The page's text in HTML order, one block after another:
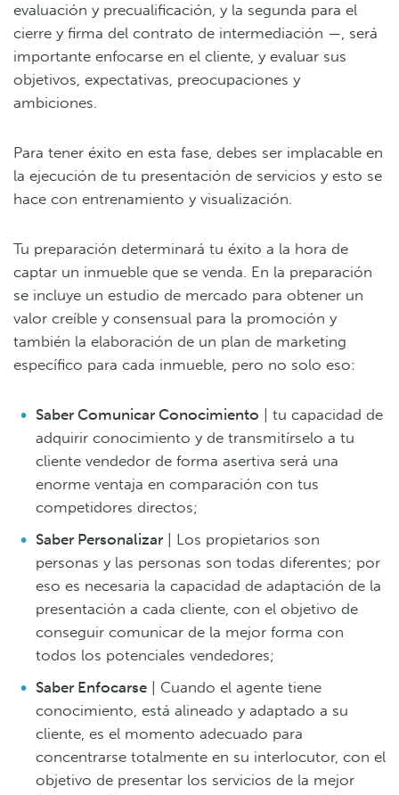
evaluación y precualificación, y la segunda para el
cierre y firma del contrato de intermediación —, será
importante enfocarse en el cliente, y evaluar sus
objetivos, expectativas, preocupaciones y
ambiciones.
Para tener éxito en esta fase, debes ser implacable en
la ejecución de tu presentación de servicios y esto se
hace con entrenamiento y visualización.
Tu preparación determinará tu éxito a la hora de
captar un inmueble que se venda. En la preparación
se incluye un estudio de mercado para obtener un
valor creíble y consensual para la promoción y
también la elaboración de un plan de marketing
específico para cada inmueble, pero no solo eso:
Saber Comunicar Conocimiento | tu capacidad de
adquirir conocimiento y de transmitírselo a tu
cliente vendedor de forma asertiva será una
enorme ventaja en comparación con tus
competidores directos;
Saber Personalizar | Los propietarios son
personas y las personas son todas diferentes; por
eso es necesaria la capacidad de adaptación de la
presentación a cada cliente, con el objetivo de
conseguir comunicar de la mejor forma con
todos los potenciales vendedores;
Saber Enfocarse | Cuando el agente tiene
conocimiento, está alineado y adaptado a su
cliente, es el momento adecuado para
concentrarse totalmente en su interlocutor, con el
objetivo de presentar los servicios de la mejor